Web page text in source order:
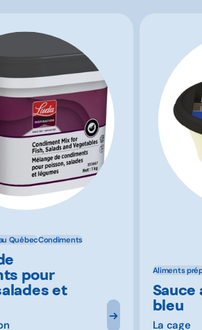
QuébecCondiments
pour
et
Aliments
Sauce
bleu
La cage